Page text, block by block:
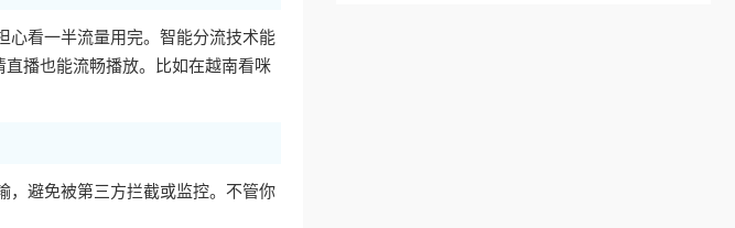
心看一半流量用完。智能分流技术能
播也能流畅播放。比如在越南看咪
，避免被第三方拦截或监控。不管你